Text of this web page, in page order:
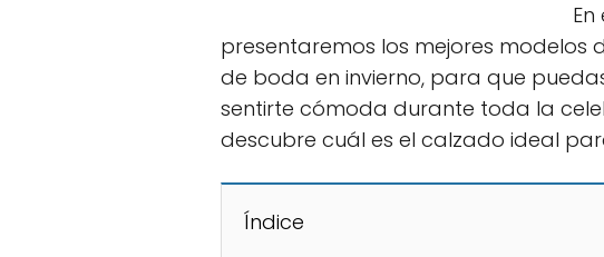
presentaremos los mejores
de boda en invierno, para que
sentirte cómoda durante toda la
descubre cuál es el calzado ideal
Índice